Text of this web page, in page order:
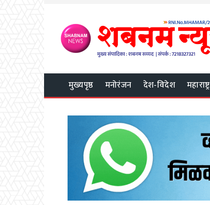
मुख्यपृष्ठ मनोरंजन देश-विदेश महाराष्ट्र